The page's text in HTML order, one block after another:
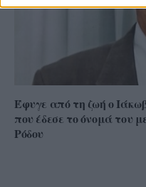
Έφυγε από τη ζωή ο
που έδεσε το όνομά του
Ρόδου